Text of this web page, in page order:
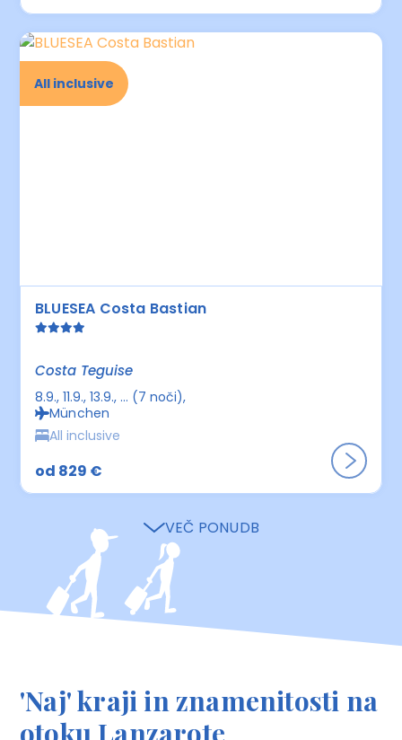
All inclusive
BLUESEA Costa Bastian
Costa Teguise
8.9., 11.9., 13.9., ... (7 noči)
München
All inclusive
od 829 €
VEČ PONUDB
'Naj' kraji in znamenitosti na